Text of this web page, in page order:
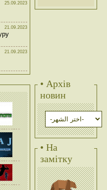
25.09.2023
21.09.2023
21.09.2023
• Архів
новин
• На
замітку